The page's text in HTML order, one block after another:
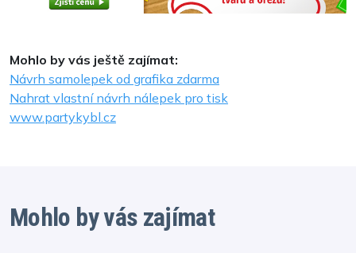
Mohlo by vás ještě zajímat:
Návrh samolepek od grafika zdarma
Nahrat vlastní návrh nálepek pro tisk
www.partykybl.cz
Mohlo by vás zajímat